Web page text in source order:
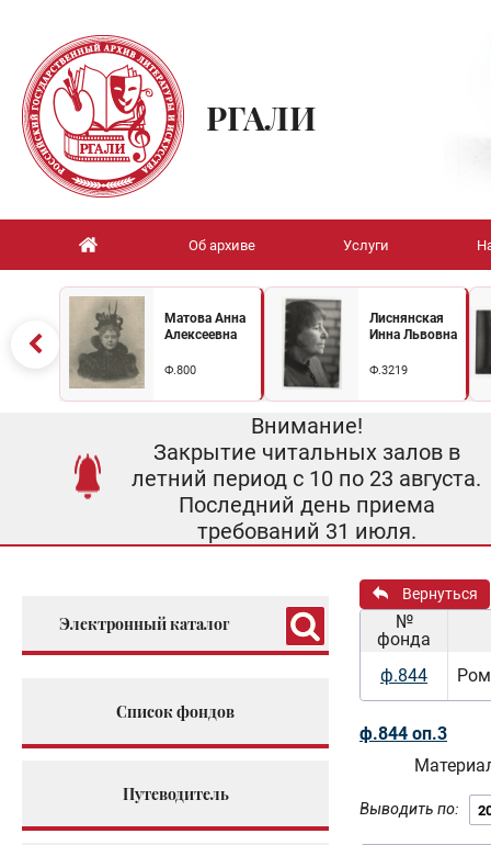
РГАЛИ
Об архиве Услуги
Матова Анна
Алексеевна
Ф.800
Лиснянская
Инна Львовна
Ф.3219
Внимание!
Закрытие читальных залов в
летний период с 10 по 23 августа.
Последний день приема
требований 31 июля.
Электронный каталог
Список фондов
Путеводитель
Вернуться
№
фонда
ф.844
ф.844 оп.3
Выводить по: